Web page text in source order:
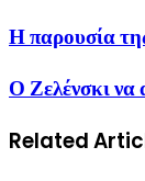
Η παρουσία
Ο Ζελένσκι
Related